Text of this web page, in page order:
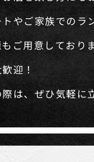
やご家族でのラ
ご用意しており
迎！
は、ぜひ気軽に